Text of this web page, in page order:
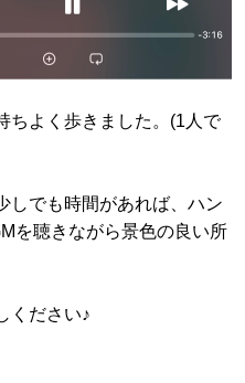
ちよく歩きました。(1人で
しでも時間があれば、ハン
を聴きながら景色の良い所
ください♪